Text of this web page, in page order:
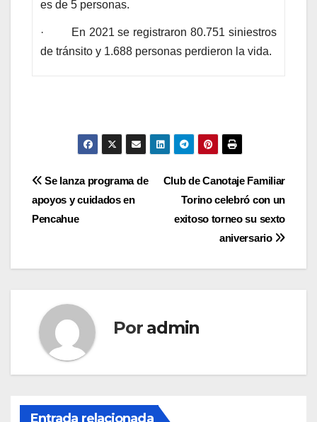
es de 5 personas.
· En 2021 se registraron 80.751 siniestros
de tránsito y 1.688 personas perdieron la vida.
Navegación
de
Club de Canotaje Familiar
Torino celebró con un
exitoso torneo su sexto
aniversario
Se lanza programa de
apoyos y cuidados en
Pencahue
Por admin
Entrada relacionada